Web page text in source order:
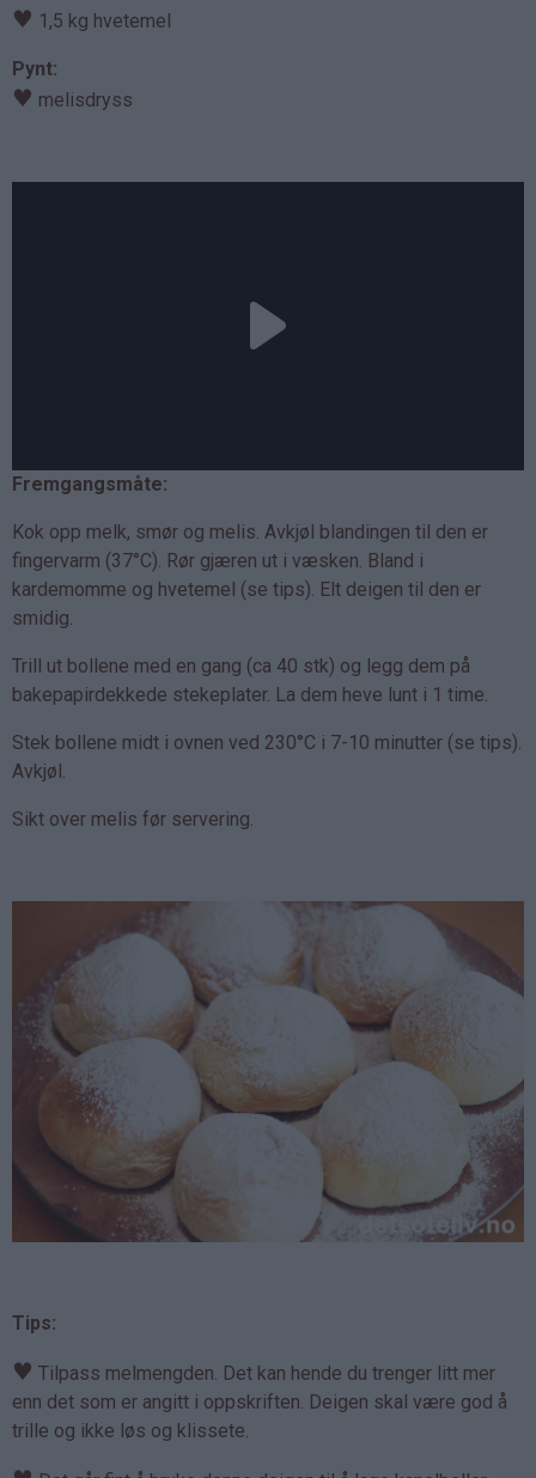
♥ 1,5 kg hvetemel
Pynt:
♥ melisdryss
Fremgangsmåte:
Kok opp melk, smør og melis. Avkjøl blandingen til den er
fingervarm (37°C). Rør gjæren ut i væsken. Bland i
kardemomme og hvetemel (se tips). Elt deigen til den er
smidig.
Trill ut bollene med en gang (ca 40 stk) og legg dem på
bakepapirdekkede stekeplater. La dem heve lunt i 1 time.
Stek bollene midt i ovnen ved 230°C i 7-10 minutter (se tips).
Avkjøl.
Sikt over melis før servering.
Tips:
♥ Tilpass melmengden. Det kan hende du trenger litt mer
enn det som er angitt i oppskriften. Deigen skal være god å
trille og ikke løs og klissete.